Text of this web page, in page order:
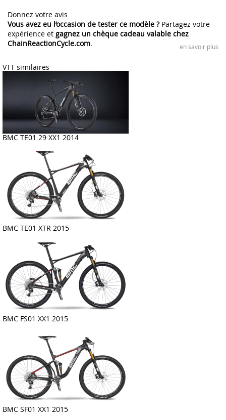
Donnez votre avis
Vous avez eu l’occasion de tester ce modèle ?Partagez votre
expérience et gagnez un chèque cadeau valable chez
ChainReactionCycle.com. en savoir plus
VTT similaires
BMC TE01 29 XX1 2014
BMC TE01 XTR 2015
BMC FS01 XX1 2015
BMC SF01 XX1 2015